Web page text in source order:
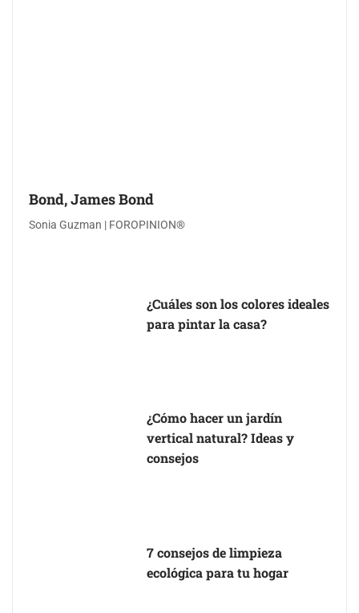
Bond, James Bond
Sonia Guzman | FOROPINION®
¿Cuáles son los colores ideales
para pintar la casa?
¿Cómo hacer un jardín
vertical natural? Ideas y
consejos
7 consejos de limpieza
ecológica para tu hogar